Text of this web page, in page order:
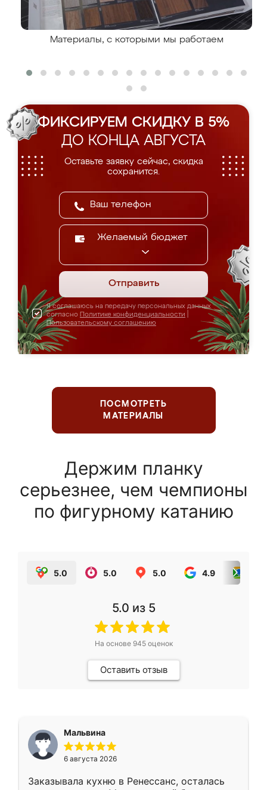
Материалы, с которыми мы работаем
ФИКСИРУЕМ СКИДКУ В 5%
ДО КОНЦА АВГУСТА
Оставьте заявку сейчас, скидка
сохранится.
Желаемый бюджет
Отправить
Я соглашаюсь на передачу персональных данных
согласно Политике конфиденциальности
Пользовательскому соглашению
ПОСМОТРЕТЬ
МАТЕРИАЛЫ
Держим планку
серьезнее, чем чемпионы
по фигурному катанию
5.0 5.0 5.0 4.9
5.0 из 5
На основе 945оценок
Оставить отзыв
Мальвина
6 августа 2026
Заказывала кухню в Ренессанс, осталась